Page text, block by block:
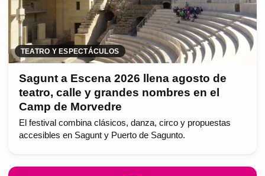
TEATRO Y ESPECTÁCULOS
Sagunt a Escena 2026 llena agosto de
teatro, calle y grandes nombres en el
Camp de Morvedre
El festival combina clásicos, danza, circo y propuestas
accesibles en Sagunt y Puerto de Sagunto.